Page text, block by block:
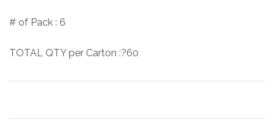
# of Pack : 6
TOTAL QTY per Carton :?60